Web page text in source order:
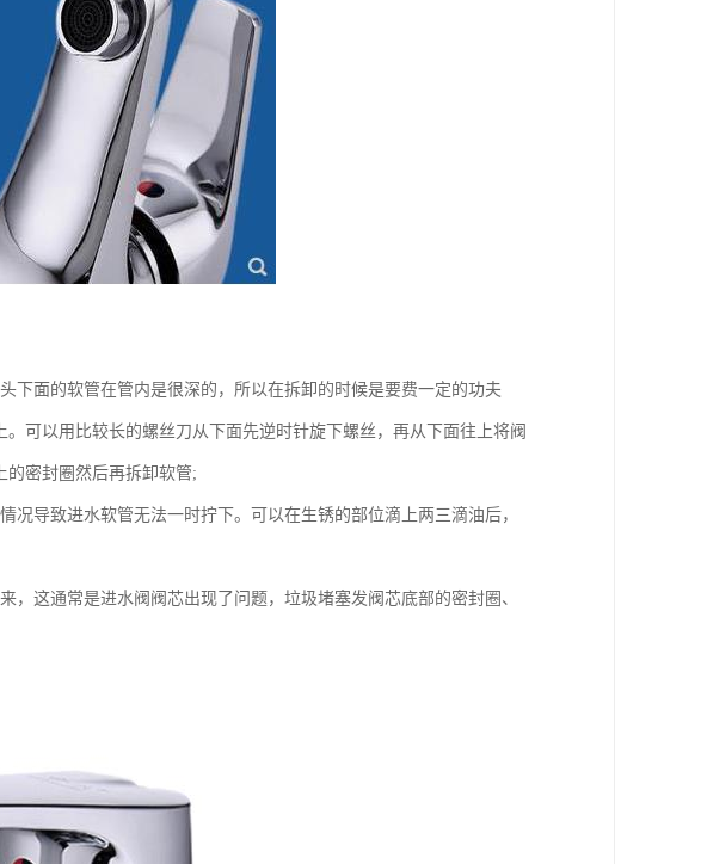
下面的软管在管内是很深的，所以在拆卸的时候是要费一定的功夫
可以用比较长的螺丝刀从下面先逆时针旋下螺丝，再从下面往上将阀
的密封圈然后再拆卸软管;
导致进水软管无法一时拧下。可以在生锈的部位滴上两三滴油后，
这通常是进水阀阀芯出现了问题，垃圾堵塞发阀芯底部的密封圈、